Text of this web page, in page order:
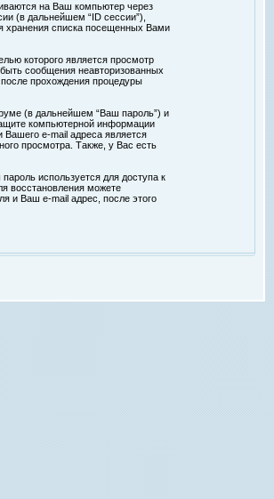
на Ваш компьютер через
(в дальнейшем “ID сессии”),
хранения списка посещенных Вами
которого является просмотр
сообщения неавторизованных
прохождения процедуры
(в дальнейшем “Ваш пароль”) и
компьютерной информации
e-mail адреса является
просмотра. Также, у Вас есть
используется для доступа к
восстановления можете
и Ваш e-mail адрес, после этого